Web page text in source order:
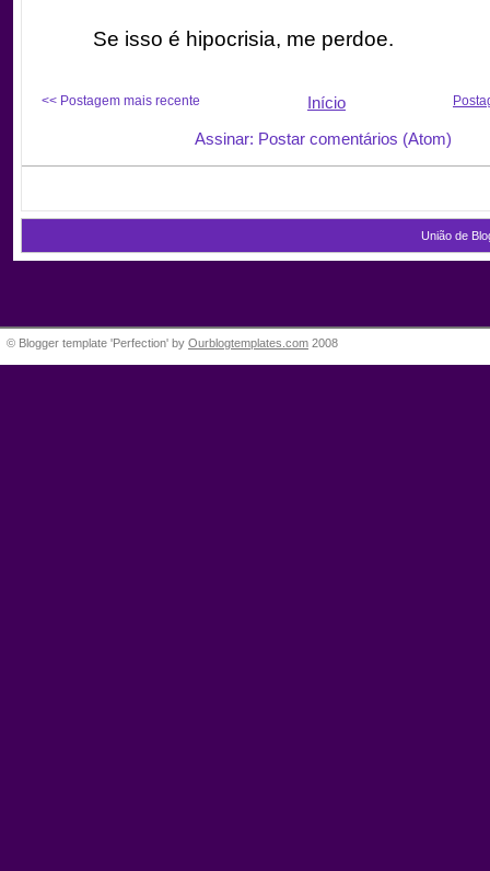
Se isso é hipocrisia, me perdoe.
<< Postagem mais recente
Início
Assinar: Postar comentários (Atom)
União de
© Blogger template 'Perfection' by Ourblogtemplates.com 2008